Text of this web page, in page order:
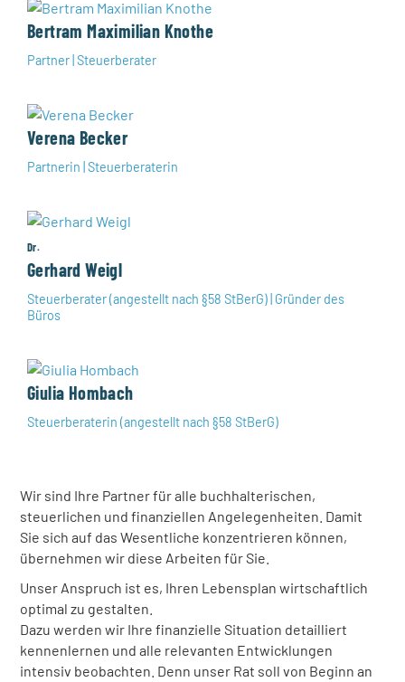
Bertram Maximilian Knothe
Partner | Steuerberater
Verena Becker
Partnerin | Steuerberaterin
Dr.
Gerhard Weigl
Steuerberater (angestellt nach §58 StBerG) | Gründer des
Büros
Giulia Hombach
Steuerberaterin (angestellt nach §58 StBerG)
Wir sind Ihre Partner für alle buchhalterischen,
steuerlichen und finanziellen Angelegenheiten. Damit
Sie sich auf das Wesentliche konzentrieren können,
übernehmen wir diese Arbeiten für Sie.
Unser Anspruch ist es, Ihren Lebensplan wirtschaftlich
optimal zu gestalten.
Dazu werden wir Ihre finanzielle Situation detailliert
kennenlernen und alle relevanten Entwicklungen
intensiv beobachten. Denn unser Rat soll von Beginn an